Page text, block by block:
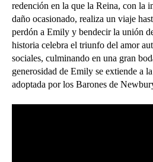
redención en la que la Reina, con la
daño ocasionado, realiza un viaje
perdón a Emily y bendecir la unión
historia celebra el triunfo del amor
sociales, culminando en una gran
generosidad de Emily se extiende a
adoptada por los Barones de